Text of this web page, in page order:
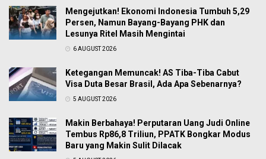
Mengejutkan! Ekonomi Indonesia Tumbuh 5,29
Persen, Namun Bayang-Bayang PHK dan
Lesunya Ritel Masih Mengintai
6 AUGUST 2026
Ketegangan Memuncak! AS Tiba-Tiba Cabut
Visa Duta Besar Brasil, Ada Apa Sebenarnya?
5 AUGUST 2026
Makin Berbahaya! Perputaran Uang Judi Online
Tembus Rp86,8 Triliun, PPATK Bongkar Modus
Baru yang Makin Sulit Dilacak